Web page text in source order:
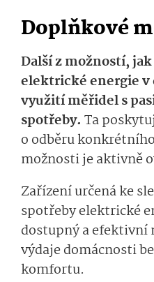
Doplňkové
Další z možností,
elektrické energie v
využití měřidel s
spotřeby. Ta
o odběru
možnosti je aktivně
Zařízení určená ke
spotřeby elektrické
dostupný a
výdaje domácnosti
komfortu.